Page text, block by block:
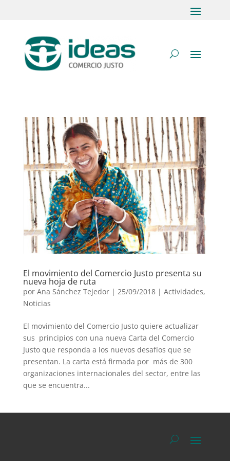
El movimiento del Comercio Justo presenta su
nueva hoja de ruta
por Ana Sánchez Tejedor| 25/09/2018 | Actividades,
Noticias
El movimiento del Comercio Justo quiere actualizar
sus principios con una nueva Carta del Comercio
Justo que responda a los nuevos desafíos que se
presentan. La carta está firmada por más de 300
organizaciones internacionales del sector, entre las
que se encuentra...